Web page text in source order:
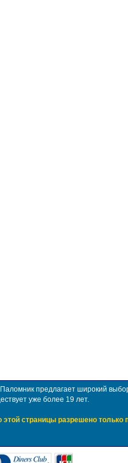
предлагает широкий
уже более 19 лет.
страницы разрешено только